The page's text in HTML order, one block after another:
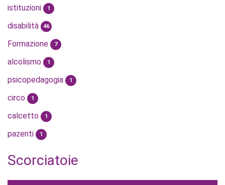
istituzioni 1
disabilità 46
Formazione 7
alcolismo 1
psicopedagogia 1
circo 1
calcetto 1
pazenti 1
Scorciatoie